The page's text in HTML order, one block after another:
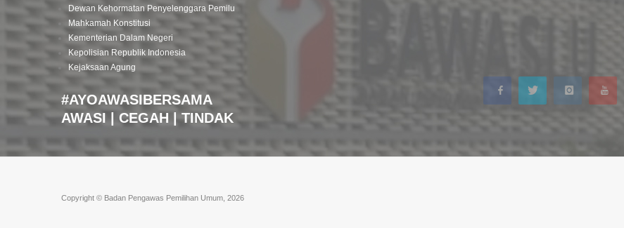
Dewan Kehormatan Penyelenggara Pemilu
Mahkamah Konstitusi
Kementerian Dalam Negeri
Kepolisian Republik Indonesia
Kejaksaan Agung
#AYOAWASIBERSAMA
AWASI | CEGAH | TINDAK
Copyright © Badan Pengawas Pemilihan Umum, 2026